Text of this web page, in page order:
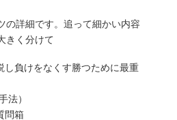
の詳細です。追って細かい内容
きく分けて
し負けをなくす勝つために最重
法）
問箱